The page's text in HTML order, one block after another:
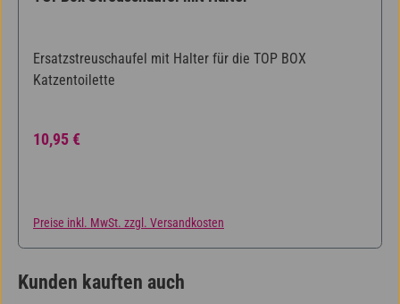
Ersatzstreuschaufel mit Halter für die TOP BOX
Katzentoilette
Regulärer Preis:
10,95 €
Preise inkl. MwSt. zzgl. Versandkosten
Kunden kauften auch